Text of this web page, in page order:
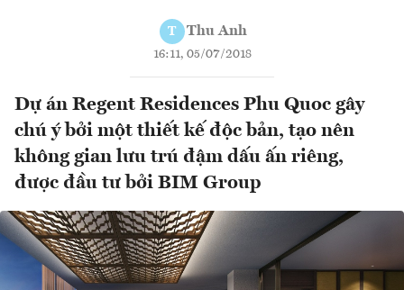
T Thu Anh
16:11, 05/07/2018
Dự án Regent Residences Phu Quoc gây
chú ý bởi một thiết kế độc bản, tạo nên
không gian lưu trú đậm dấu ấn riêng,
được đầu tư bởi BIM Group